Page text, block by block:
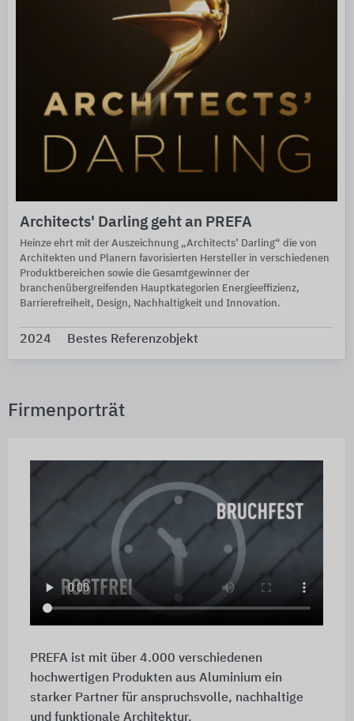
Architects' Darling geht an PREFA
Heinze ehrt mit der Auszeichnung „Architects’ Darling“ die von
Architekten und Planern favorisierten Hersteller in verschiedenen
Produktbereichen sowie die Gesamtgewinner der
branchenübergreifenden Hauptkategorien Energieeffizienz,
Barrierefreiheit, Design, Nachhaltigkeit und Innovation.
2024 Bestes Referenzobjekt
Firmenporträt
PREFA ist mit über 4.000 verschiedenen
hochwertigen Produkten aus Aluminium ein
starker Partner für anspruchsvolle, nachhaltige
und funktionale Architektur.